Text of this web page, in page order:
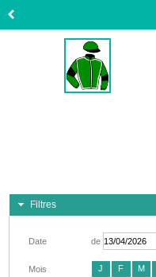
Filtres
Date de
Mois J F M